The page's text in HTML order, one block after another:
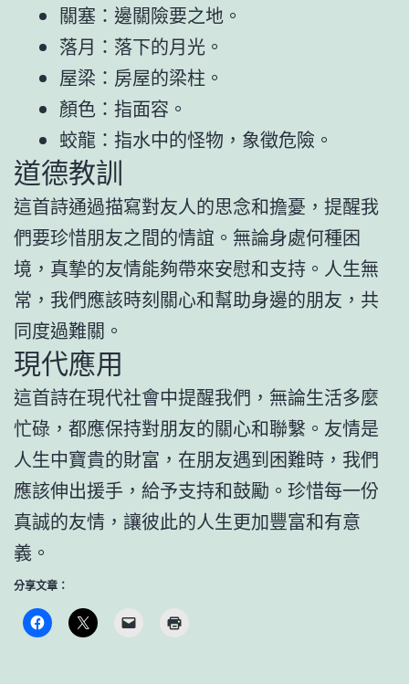
關塞：邊關險要之地。
落月：落下的月光。
屋梁：房屋的梁柱。
顏色：指面容。
蛟龍：指水中的怪物，象徵危險。
道德教訓
這首詩通過描寫對友人的思念和擔憂，提醒我
們要珍惜朋友之間的情誼。無論身處何種困
境，真摯的友情能夠帶來安慰和支持。人生無
常，我們應該時刻關心和幫助身邊的朋友，共
同度過難關。
現代應用
這首詩在現代社會中提醒我們，無論生活多麼
忙碌，都應保持對朋友的關心和聯繫。友情是
人生中寶貴的財富，在朋友遇到困難時，我們
應該伸出援手，給予支持和鼓勵。珍惜每一份
真誠的友情，讓彼此的人生更加豐富和有意
義。
分享文章：